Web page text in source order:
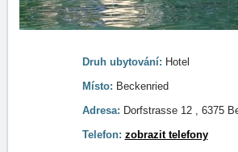
Druh ubytování: Hotel
Místo: Beckenried
Adresa: Dorfstrasse 12 , 6375
Telefon: zobrazit telefony